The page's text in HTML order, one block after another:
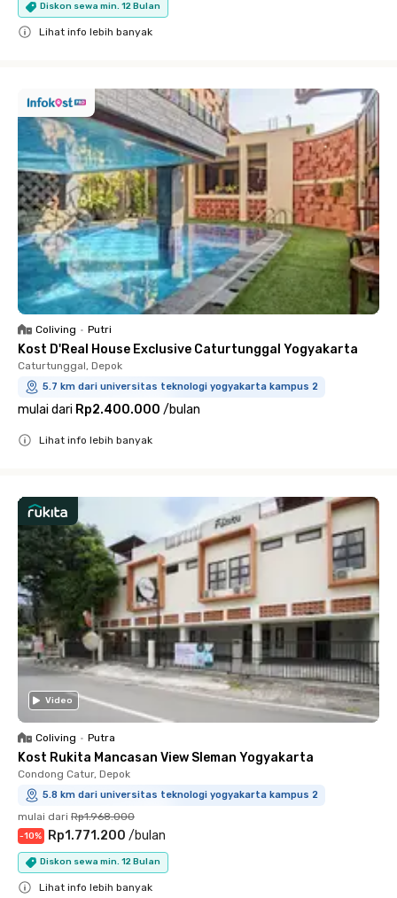
Diskon sewa min. 12 Bulan
Lihat info lebih banyak
Coliving • Putri
Kost D'Real House Exclusive Caturtunggal Yogyakarta
Caturtunggal, Depok
5.7 km dari universitas teknologi yogyakarta kampus 2
mulai dari Rp2.400.000 /bulan
Lihat info lebih banyak
Video
Coliving • Putra
Kost Rukita Mancasan View Sleman Yogyakarta
Condong Catur, Depok
5.8 km dari universitas teknologi yogyakarta kampus 2
mulai dari Rp1.968.000
-10% Rp1.771.200 /bulan
Diskon sewa min. 12 Bulan
Lihat info lebih banyak